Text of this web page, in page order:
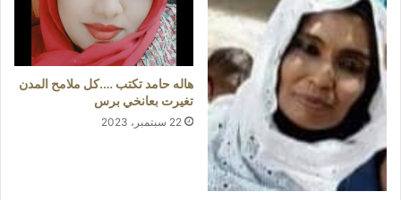
هاله حامد تكتب ….كل ملامح المدن
تغيرت بعانخي برس
22 سبتمبر، 2023